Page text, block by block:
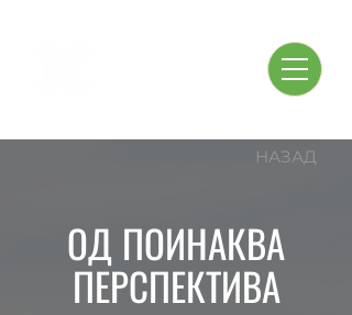
НАЗАД
ОД ПОИНАКВА
ПЕРСПЕКТИВА